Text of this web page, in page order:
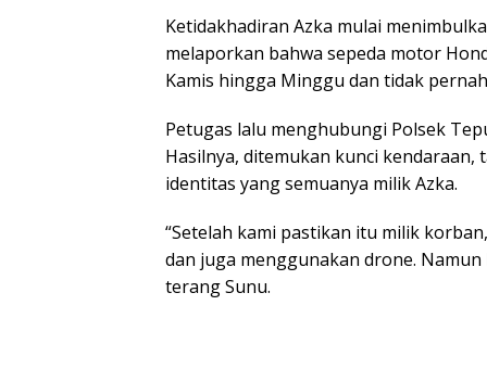
Ketidakhadiran Azka mulai
melaporkan bahwa sepeda motor
Kamis hingga Minggu dan tidak
Petugas lalu menghubungi Polsek
Hasilnya, ditemukan kunci
identitas yang semuanya milik Azka.
“Setelah kami pastikan itu milik
dan juga menggunakan drone.
terang Sunu.